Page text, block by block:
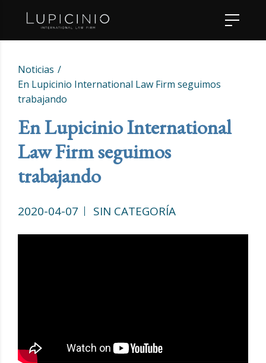
Noticias
En Lupicinio International Law Firm seguimos
trabajando
En Lupicinio International
Law Firm seguimos
trabajando
2020-04-07 SIN CATEGORÍA